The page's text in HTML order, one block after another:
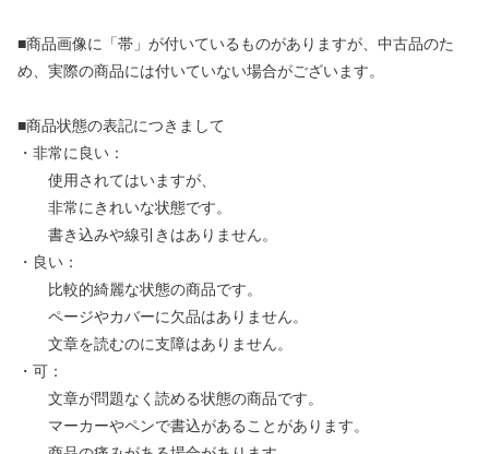
■商品画像に「帯」が付いているものがありますが、中古品のた
め、実際の商品には付いていない場合がございます。
■商品状態の表記につきまして
・非常に良い：
使用されてはいますが、
非常にきれいな状態です。
書き込みや線引きはありません。
・良い：
比較的綺麗な状態の商品です。
ページやカバーに欠品はありません。
文章を読むのに支障はありません。
・可：
文章が問題なく読める状態の商品です。
マーカーやペンで書込があることがあります。